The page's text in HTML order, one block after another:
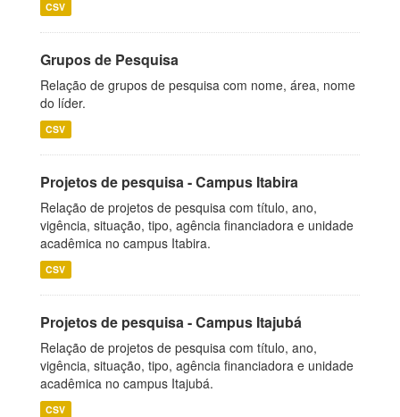
CSV
Grupos de Pesquisa
Relação de grupos de pesquisa com nome, área, nome
do líder.
CSV
Projetos de pesquisa - Campus Itabira
Relação de projetos de pesquisa com título, ano,
vigência, situação, tipo, agência financiadora e unidade
acadêmica no campus Itabira.
CSV
Projetos de pesquisa - Campus Itajubá
Relação de projetos de pesquisa com título, ano,
vigência, situação, tipo, agência financiadora e unidade
acadêmica no campus Itajubá.
CSV